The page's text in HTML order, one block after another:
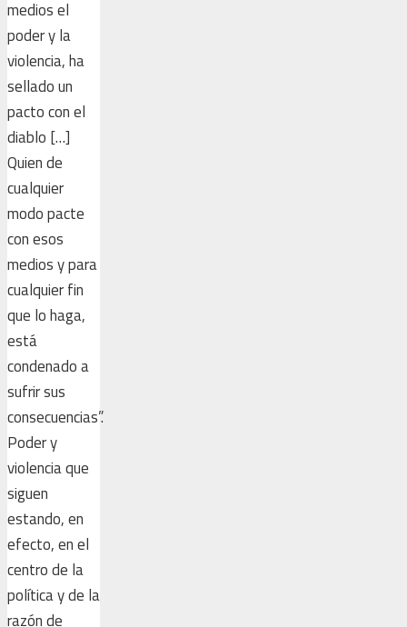
medios el
poder y la
violencia, ha
sellado un
pacto con el
diablo […]
Quien de
cualquier
modo pacte
con esos
medios y para
cualquier fin
que lo haga,
está
condenado a
sufrir sus
consecuencias”.
Poder y
violencia que
siguen
estando, en
efecto, en el
centro de la
política y de la
razón de